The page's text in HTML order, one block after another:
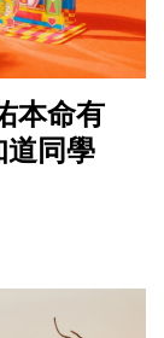
本命有
同學